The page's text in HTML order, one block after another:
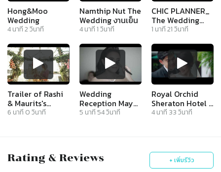
Hong&Moo
Wedding
4นาที2วินาที
Namthip Nut The
Wedding งานเย็น
4นาที1วินาที
CHIC PLANNER_
The Wedding
Reception at
Sheraton Hotel -
Trailer
1 นาที21วินาที
Trailer of Rashi
& Maurits's
Wedding at
Thailand
6 นาที 0วินาที
Wedding
Reception May&
Mork @ Royal
5 นาที 54วินาที
Royal Orchid
Sheraton Hotel l
งานแต่งงาน พิธี
Cinematography
4นาที 33วินาที
Rating & Reviews + เพิ่มรีวิว